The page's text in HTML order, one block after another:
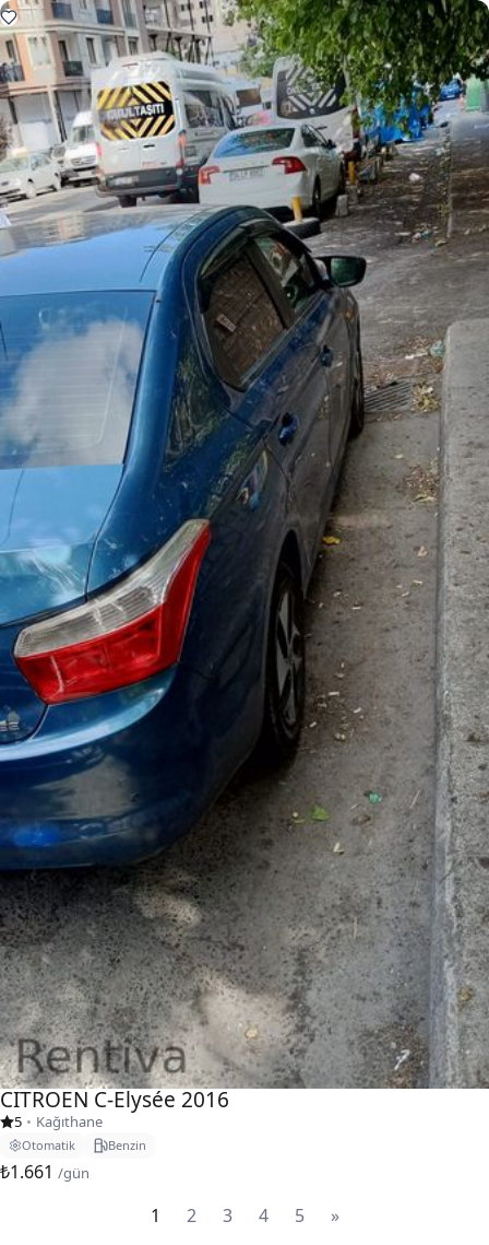
CITROEN C-Elysée 2016
5 • Kağıthane
Otomatik Benzin
₺1.661 /gün
1 2 3 4 5
»